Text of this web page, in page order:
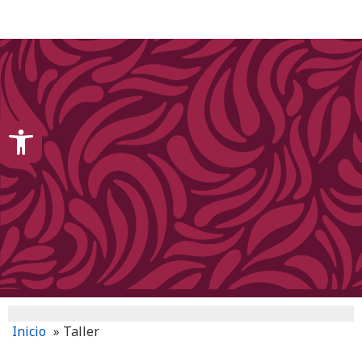
Inicio » Taller
Open toolbar